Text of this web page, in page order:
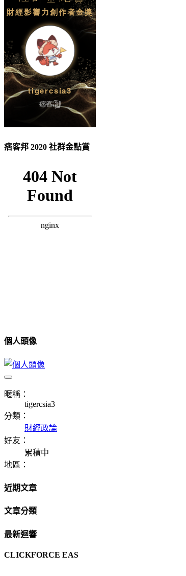
痞客邦 2020 社群金點賞
個人頭像
暱稱：
tigercsia3
分類：
財經政論
好友：
累積中
地區：
近期文章
文章分類
最新迴響
CLICKFORCE EAS